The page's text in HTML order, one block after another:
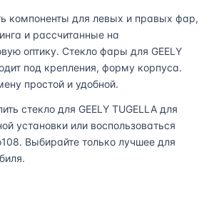
компоненты для левых и правых фар,
и рассчитанные на
оптику. Стекло фары для GEELY
под крепления, форму корпуса.
простой и удобной.
стекло для GEELY TUGELLA для
установки или воспользоваться
Выбирайте только лучшее для